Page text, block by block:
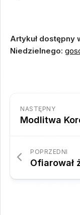
Artykuł dostępny
Niedzielnego:
NASTĘPNY
Modlitwa
POPRZEDNI
Ofiarował